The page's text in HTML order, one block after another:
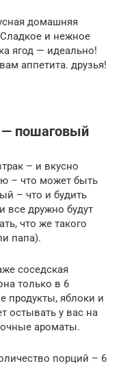
домашняя
и нежное
ягод — идеально!
аппетита. друзья!
— пошаговый
– и вкусно
– что может быть
– что и будить
все дружно будут
что же такого
папа).
соседская
только в 6
продукты, яблоки и
остывать у вас на
ароматы.
порций – 6